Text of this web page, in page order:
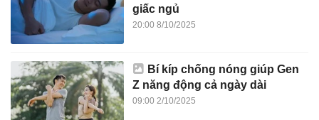
giấc ngủ
20:00 8/10/2025
Bí kíp chống nóng giúp Gen
Z năng động cả ngày dài
09:00 2/10/2025